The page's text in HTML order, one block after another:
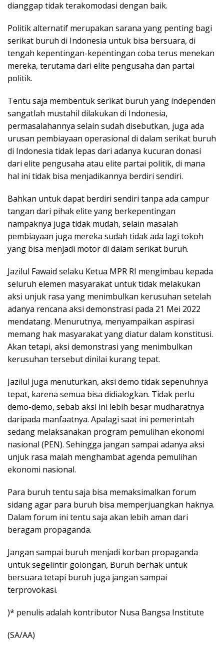
dianggap tidak terakomodasi dengan baik.
Politik alternatif merupakan sarana yang penting bagi
serikat buruh di Indonesia untuk bisa bersuara, di
tengah kepentingan-kepentingan coba terus menekan
mereka, terutama dari elite pengusaha dan partai
politik.
Tentu saja membentuk serikat buruh yang independen
sangatlah mustahil dilakukan di Indonesia,
permasalahannya selain sudah disebutkan, juga ada
urusan pembiayaan operasional di dalam serikat buruh
di Indonesia tidak lepas dari adanya kucuran donasi
dari elite pengusaha atau elite partai politik, di mana
hal ini tidak bisa menjadikannya berdiri sendiri.
Bahkan untuk dapat berdiri sendiri tanpa ada campur
tangan dari pihak elite yang berkepentingan
nampaknya juga tidak mudah, selain masalah
pembiayaan juga mereka sudah tidak ada lagi tokoh
yang bisa menjadi motor di dalam serikat buruh.
Jazilul Fawaid selaku Ketua MPR RI mengimbau kepada
seluruh elemen masyarakat untuk tidak melakukan
aksi unjuk rasa yang menimbulkan kerusuhan setelah
adanya rencana aksi demonstrasi pada 21 Mei 2022
mendatang. Menurutnya, menyampaikan aspirasi
memang hak masyarakat yang diatur dalam konstitusi.
Akan tetapi, aksi demonstrasi yang menimbulkan
kerusuhan tersebut dinilai kurang tepat.
Jazilul juga menuturkan, aksi demo tidak sepenuhnya
tepat, karena semua bisa didialogkan. Tidak perlu
demo-demo, sebab aksi ini lebih besar mudharatnya
daripada manfaatnya. Apalagi saat ini pemerintah
sedang melaksanakan program pemulihan ekonomi
nasional (PEN). Sehingga jangan sampai adanya aksi
unjuk rasa malah menghambat agenda pemulihan
ekonomi nasional.
Para buruh tentu saja bisa memaksimalkan forum
sidang agar para buruh bisa memperjuangkan haknya.
Dalam forum ini tentu saja akan lebih aman dari
beragam propaganda.
Jangan sampai buruh menjadi korban propaganda
untuk segelintir golongan, Buruh berhak untuk
bersuara tetapi buruh juga jangan sampai
terprovokasi.
)* penulis adalah kontributor Nusa Bangsa Institute
(SA/AA)